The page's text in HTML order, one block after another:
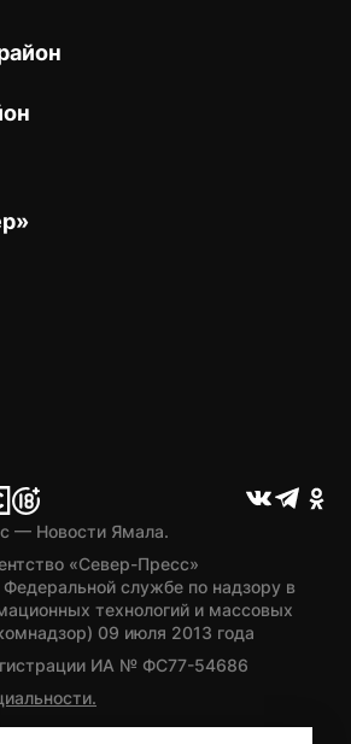
— Новости Ямала.
«Север-Пресс»
Федеральной службе по надзору в
технологий и массовых
09 июля 2013 года
ИА № ФС77-54686